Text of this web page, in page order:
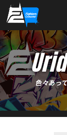
色々あっ